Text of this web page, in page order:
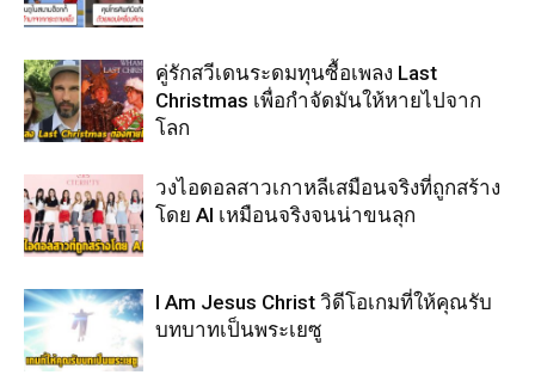
คู่รักสวีเดนระดมทุนซื้อเพลง Last
Christmas เพื่อกำจัดมันให้หายไปจาก
โลก
วงไอดอลสาวเกาหลีเสมือนจริงที่ถูกสร้าง
โดย AI เหมือนจริงจนน่าขนลุก
I Am Jesus Christ วิดีโอเกมที่ให้คุณรับ
บทบาทเป็นพระเยซู